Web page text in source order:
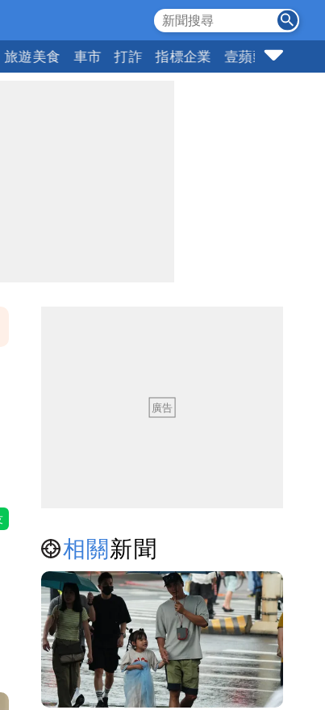
旅遊美食 車市 打詐 指標企業 壹蘋頭家
相關新聞